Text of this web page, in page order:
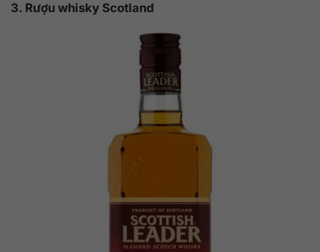
3. Rượu whisky Scotland